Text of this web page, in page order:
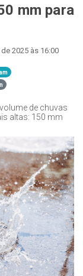
mm para
2025 às 16:00
de chuvas
altas: 150 mm